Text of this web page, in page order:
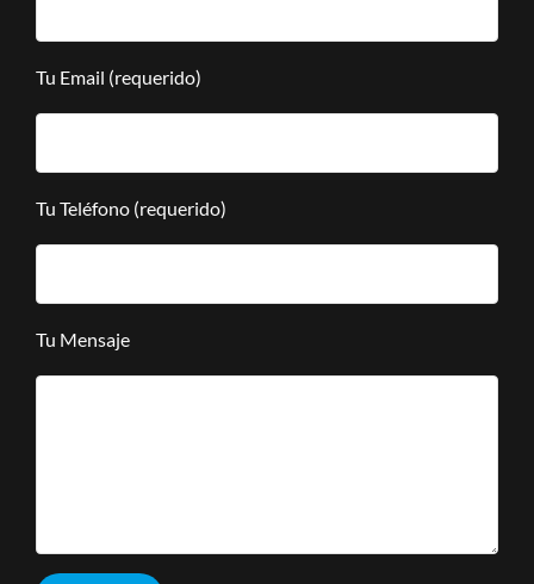
Tu Email (requerido)
Tu Teléfono (requerido)
Tu Mensaje